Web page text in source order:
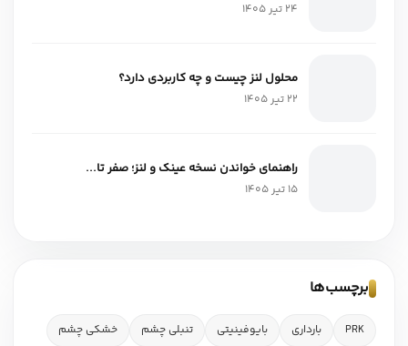
24 تیر 1405
محلول لنز چیست و چه کاربردی دارد؟
22 تیر 1405
راهنمای خواندن نسخه عینک و لنز؛ صفر تا...
15 تیر 1405
برچسب‌ها
PRK بارداری بایوفینیتی تنبلی چشم
خشکی چشم